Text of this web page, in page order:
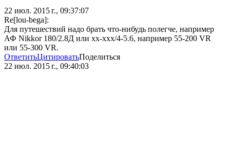
22 июл. 2015 г., 09:37:07
Re[lou-bega]:
Для путешествий надо брать что-нибудь полегче, например
АФ Nikkor 180/2.8Д или хх-ххх/4-5.6, например 55-200 VR
или 55-300 VR.
ОтветитьЦитироватьПоделиться
22 июл. 2015 г., 09:40:03